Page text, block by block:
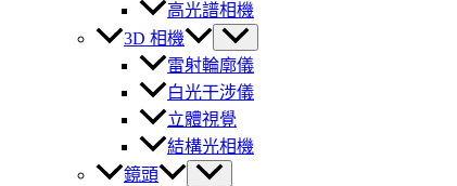
高光譜相機
3D 相機
雷射輪廓儀
白光干涉儀
立體視覺
結構光相機
鏡頭